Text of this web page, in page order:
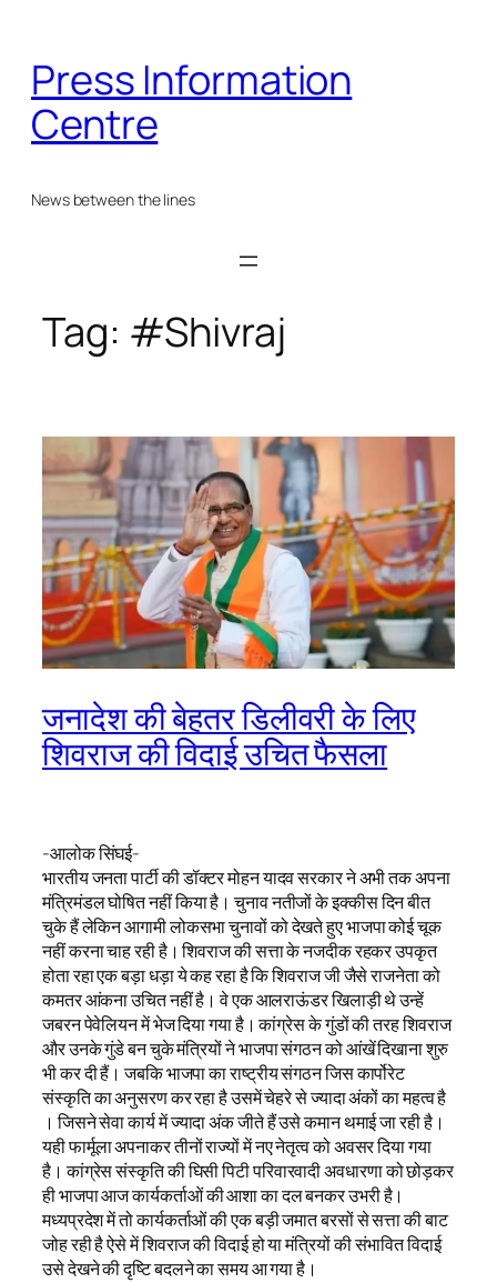
content
Press Information
Centre
News between the lines
Tag: #Shivraj
जनादेश की बेहतर डिलीवरी के लिए
शिवराज की विदाई उचित फैसला
-आलोक सिंघई-
भारतीय जनता पार्टी की डॉक्टर मोहन यादव सरकार ने अभी तक अपना
मंत्रिमंडल घोषित नहीं किया है। चुनाव नतीजों के इक्कीस दिन बीत
चुके हैं लेकिन आगामी लोकसभा चुनावों को देखते हुए भाजपा कोई चूक
नहीं करना चाह रही है। शिवराज की सत्ता के नजदीक रहकर उपकृत
होता रहा एक बड़ा धड़ा ये कह रहा है कि शिवराज जी जैसे राजनेता को
कमतर आंकना उचित नहीं है। वे एक आलराऊंडर खिलाड़ी थे उन्हें
जबरन पेवेलियन में भेज दिया गया है। कांग्रेस के गुंडों की तरह शिवराज
और उनके गुंडे बन चुके मंत्रियों ने भाजपा संगठन को आंखें दिखाना शुरु
भी कर दी हैं। जबकि भाजपा का राष्ट्रीय संगठन जिस कार्पोरेट
संस्कृति का अनुसरण कर रहा है उसमें चेहरे से ज्यादा अंकों का महत्व है
। जिसने सेवा कार्य में ज्यादा अंक जीते हैं उसे कमान थमाई जा रही है।
यही फार्मूला अपनाकर तीनों राज्यों में नए नेतृत्व को अवसर दिया गया
है। कांग्रेस संस्कृति की घिसी पिटी परिवारवादी अवधारणा को छोड़कर
ही भाजपा आज कार्यकर्ताओं की आशा का दल बनकर उभरी है।
मध्यप्रदेश में तो कार्यकर्ताओं की एक बड़ी जमात बरसों से सत्ता की बाट
जोह रही है ऐसे में शिवराज की विदाई हो या मंत्रियों की संभावित विदाई
उसे देखने की दृष्टि बदलने का समय आ गया है।